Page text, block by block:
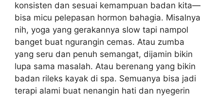
konsisten dan sesuai kemampuan badan kita—
bisa micu pelepasan hormon bahagia. Misalnya
nih, yoga yang gerakannya slow tapi nampol
banget buat ngurangin cemas. Atau zumba
yang seru dan penuh semangat, dijamin bikin
lupa sama masalah. Atau berenang yang bikin
badan rileks kayak di spa. Semuanya bisa jadi
terapi alami buat nenangin hati dan nyegerin